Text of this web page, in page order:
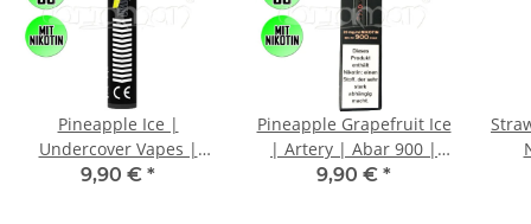
Pineapple Ice |
Undercover Vapes |
Nikotin 20mg/ml |
9,90 € *
Pineapple Grapefruit Ice
| Artery | Abar 900 |
Nikotin 20mg/ml Einweg
9,90 € *